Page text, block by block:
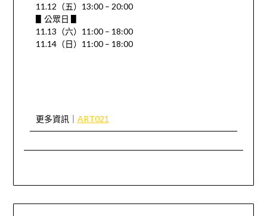
11.12（五）13:00 – 20:00
▋公眾日 ▋
11.13（六）11:00 – 18:00
11.14（日）11:00 – 18:00
更多資訊｜ ART021